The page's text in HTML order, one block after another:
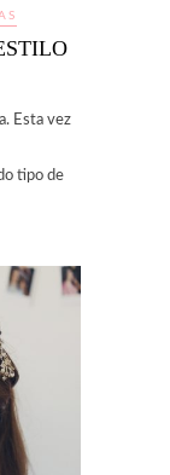
Esta vez
tipo de